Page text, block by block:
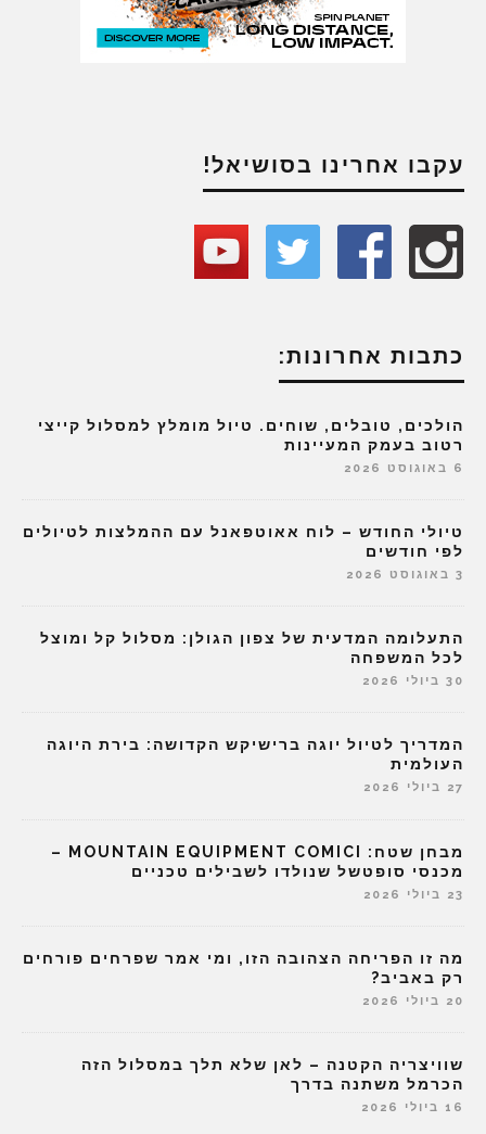
עקבו אחרינו בסושיאל!
כתבות אחרונות:
הולכים, טובלים, שוחים. טיול מומלץ למסלול קייצי
רטוב בעמק המעיינות
6 באוגוסט 2026
טיולי החודש – לוח אאוטפאנל עם ההמלצות לטיולים
לפי חודשים
3 באוגוסט 2026
התעלומה המדעית של צפון הגולן: מסלול קל ומוצל
לכל המשפחה
30 ביולי 2026
המדריך לטיול יוגה ברישיקש הקדושה: בירת היוגה
העולמית
27 ביולי 2026
מבחן שטח: MOUNTAIN EQUIPMENT COMICI –
מכנסי סופטשל שנולדו לשבילים טכניים
23 ביולי 2026
מה זו הפריחה הצהובה הזו, ומי אמר שפרחים פורחים
רק באביב?
20 ביולי 2026
שוויצריה הקטנה – לאן שלא תלך במסלול הזה
הכרמל משתנה בדרך
16 ביולי 2026